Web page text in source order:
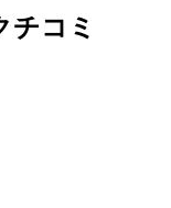
チコミ